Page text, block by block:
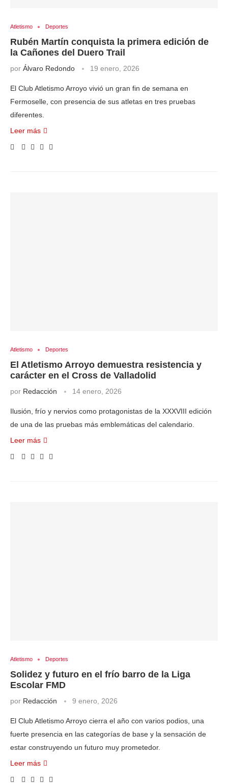
Atletismo Deportes
Rubén Martín conquista la primera edición de
la Cañones del Duero Trail
por Álvaro Redondo 19 enero, 2026
El Club Atletismo Arroyo vivió un gran fin de semana en
Fermoselle, con presencia de sus atletas en tres pruebas
diferentes.
Leer más
Atletismo Deportes
El Atletismo Arroyo demuestra resistencia y
carácter en el Cross de Valladolid
por Redacción 14 enero, 2026
Ilusión, frío y nervios como protagonistas de la XXXVIII edición
de una de las pruebas más emblemáticas del calendario.
Leer más
Atletismo Deportes
Solidez y futuro en el frío barro de la Liga
Escolar FMD
por Redacción 9 enero, 2026
El Club Atletismo Arroyo cierra el año con varios podios, una
fuerte presencia en las categorías de base y la sensación de
estar construyendo un futuro muy prometedor.
Leer más